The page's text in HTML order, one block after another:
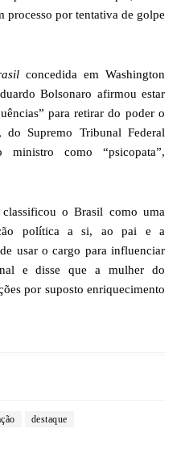
processo por tentativa de golpe
concedida em Washington
Bolsonaro afirmou estar
para retirar do poder o
Supremo Tribunal Federal
ministro como “psicopata”,
o Brasil como uma
política a si, ao pai e a
usar o cargo para influenciar
e disse que a mulher do
por suposto enriquecimento
destaque